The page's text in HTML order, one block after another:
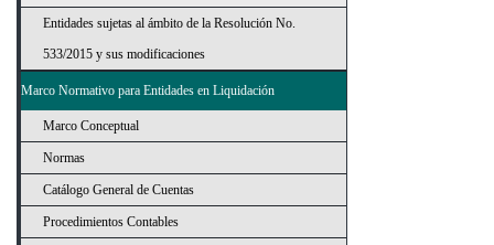
Entidades sujetas al ámbito de la Resolución No.
533/2015 y sus modificaciones
Marco Normativo para Entidades en Liquidación
Marco Conceptual
Normas
Catálogo General de Cuentas
Procedimientos Contables